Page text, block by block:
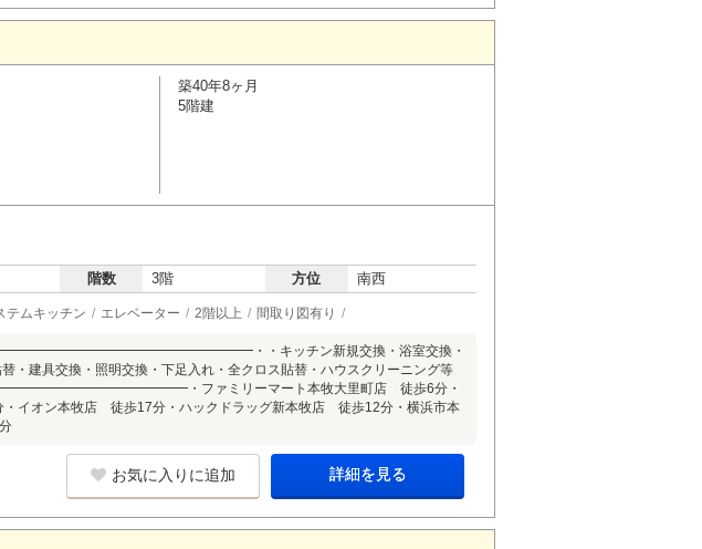
築40年8ヶ月
5階建
階数 3階 方位 南西
テムキッチン エレベーター 2階以上 間取り図有り
）┗━━━━━━━━━━━━━━━━━━━・・キッチン新規交換・浴室交換・
・建具交換・照明交換・下足入れ・全クロス貼替・ハウスクリーニング等
・ファミリーマート本牧大里町店 徒歩6分・
イオン本牧店 徒歩17分・ハックドラッグ新本牧店 徒歩12分・横浜市本
お気に入りに追加 詳細を見る